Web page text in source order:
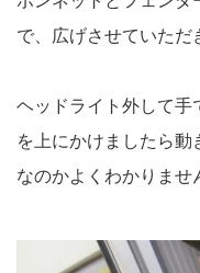
で、広げさせていただ
ヘッドライト外して手
を上にかけましたら
なのかよくわかりませ